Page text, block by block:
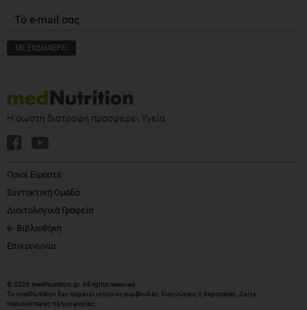
Η σωστή διατροφή προσφέρει Υγεία
Ποιοι Είμαστε
Συντακτική Ομάδα
Διαιτολογικά Γραφεία
e- Βιβλιοθήκη
Επικοινωνία
© 2026 medNutrition.gr. All rights reserved.
Το medNutrition δεν παρέχει ιατρικές συμβουλές, διαγνώσεις ή θεραπείες. Δείτε
περισσότερες πληροφορίες